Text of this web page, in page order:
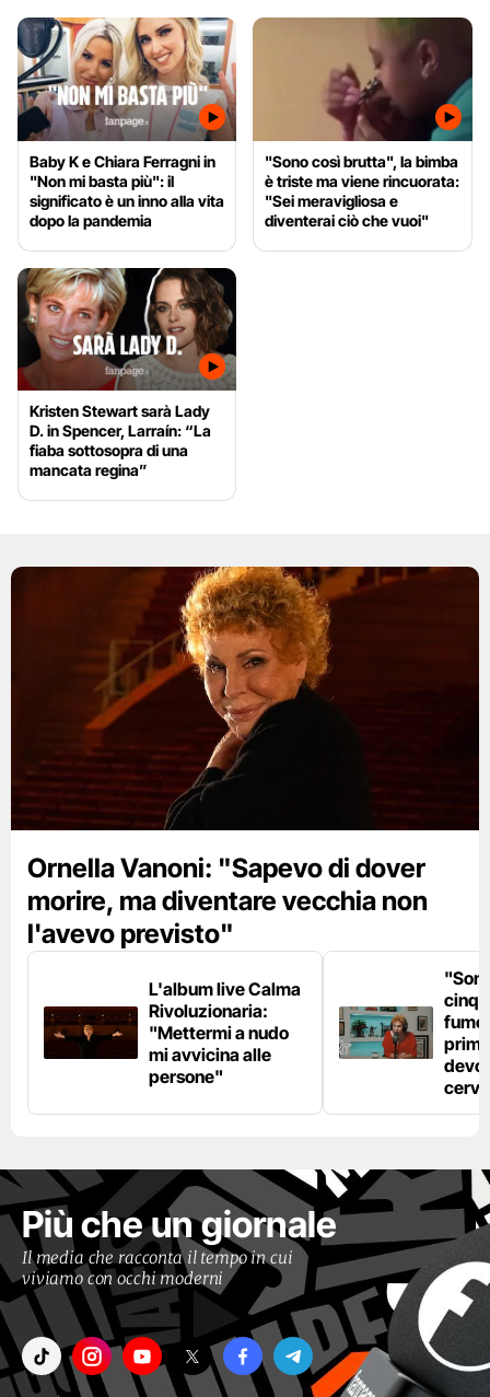
Baby K e Chiara Ferragni in
"Non mi basta più": il
significato è un inno alla vita
dopo la pandemia
"Sono così brutta", la bimba
è triste ma viene rincuorata:
"Sei meravigliosa e
diventerai ciò che vuoi"
Kristen Stewart sarà Lady
D. in Spencer, Larraín: “La
fiaba sottosopra di una
mancata regina”
Ornella Vanoni: "Sapevo di dover
morire, ma diventare vecchia non
l'avevo previsto"
L'album live Calma
Rivoluzionaria:
"Mettermi a nudo
mi avvicina alle
persone"
fumo
devo
Più che un giornale
Il media che racconta il tempo in cui
viviamo con occhi moderni